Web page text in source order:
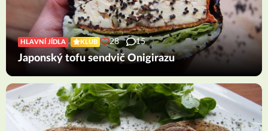
HLAVNÍ JÍDLA KLUB 28 15
Japonský tofu sendvič Onigirazu